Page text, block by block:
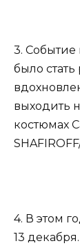
3. Событие
было
выходить
костюмах
4. В этом
13